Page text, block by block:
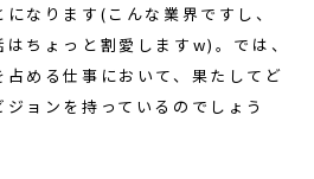
なります(こんな業界ですし、
ちょっと割愛しますw)。では、
める仕事において、果たしてど
ョンを持っているのでしょう